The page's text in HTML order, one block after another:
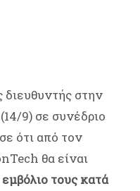
διευθυντής στην
9) σε συνέδριο
ότι από τον
θα είναι
τους κατά